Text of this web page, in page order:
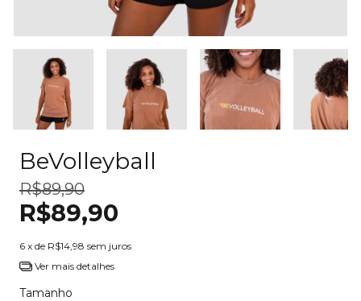
BeVolleyball
R$89,90
R$89,90
6 x de R$14,98 sem juros
Ver mais detalhes
Tamanho